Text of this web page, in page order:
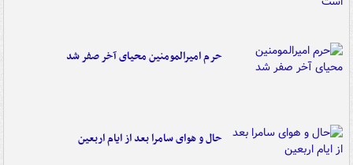
حرم امیرالمومنین محیای آخر صفر شد
حال و هوای سامرا بعد از ایام اربعین